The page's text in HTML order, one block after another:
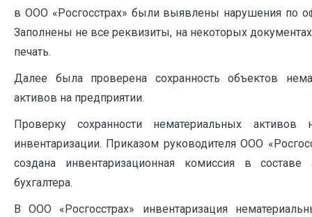
в ООО «Росгосстрах» были выявлены нарушения по
Заполнены не все реквизиты, на некоторых документах
печать.
Далее была проверена сохранность объектов
активов на предприятии.
Проверку сохранности нематериальных активов
инвентаризации. Приказом руководителя ООО
создана инвентаризационная комиссия в составе
бухгалтера.
В ООО «Росгосстрах» инвентаризация